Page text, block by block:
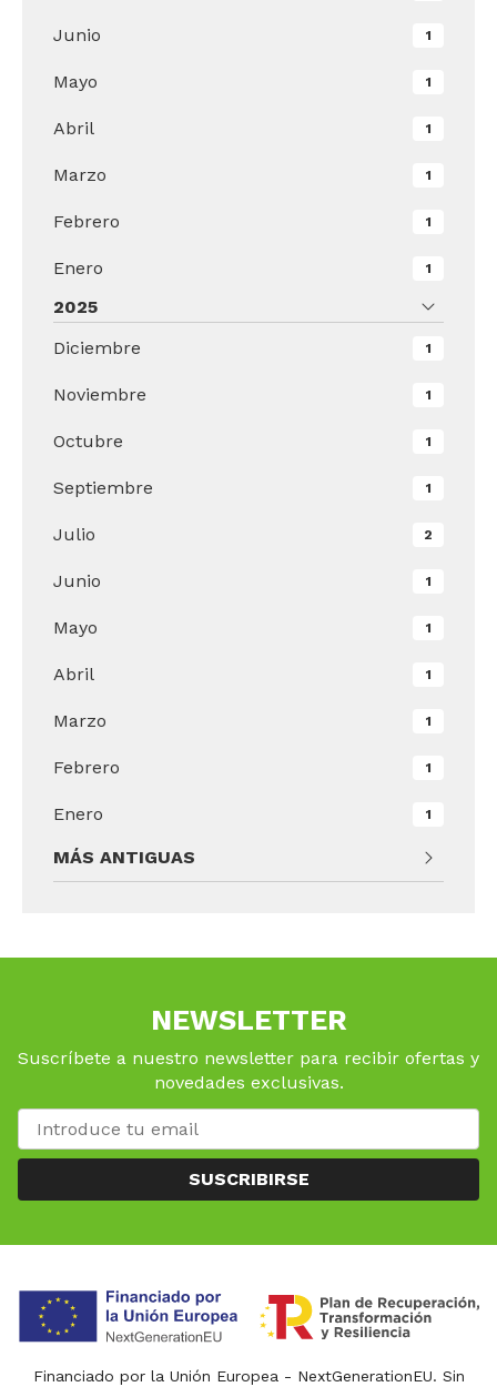
Junio 1
Mayo 1
Abril 1
Marzo 1
Febrero 1
Enero 1
2025
Diciembre
1
Noviembre 1
Octubre 1
Septiembre 1
Julio 2
Junio 1
Mayo 1
Abril 1
Marzo 1
Febrero 1
Enero 1
MÁS ANTIGUAS
NEWSLETTER
Suscríbete a nuestro newsletter para recibir ofertas y
novedades exclusivas.
SUSCRIBIRSE
Financiado por la Unión Europea - NextGenerationEU. Sin